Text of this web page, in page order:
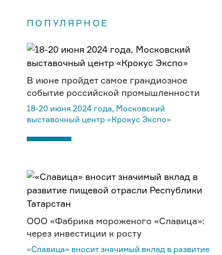
ПОПУЛЯРНОЕ
В июне пройдет самое грандиозное
событие российской промышленности
18-20 июня 2024 года, Московский
выставочный центр «Крокус Экспо»
ООО «Фабрика мороженого «Славица»:
через инвестиции к росту
«Славица» вносит значимый вклад в развитие